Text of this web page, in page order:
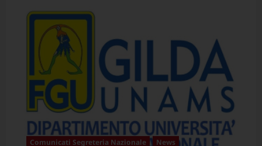
Comunicati Segreteria Nazionale News